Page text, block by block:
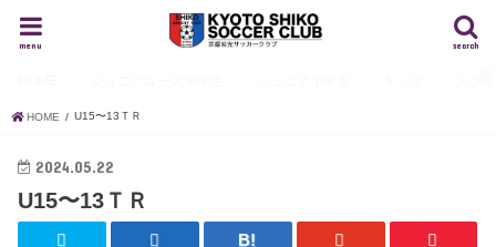
search
menu
HOME U15〜13ＴＲ
2024.05.22
U15〜13ＴＲ